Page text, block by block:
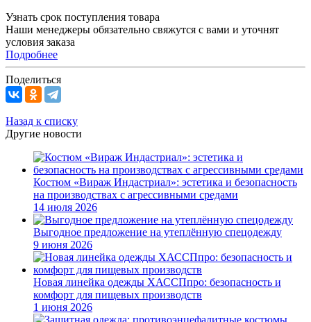
Узнать срок поступления товара
Наши менеджеры обязательно свяжутся с вами и уточнят
условия заказа
Подробнее
Поделиться
Назад к списку
Другие новости
Костюм «Вираж Индастриал»: эстетика и безопасность
на производствах с агрессивными средами
14 июля 2026
Выгодное предложение на утеплённую спецодежду
9 июня 2026
Новая линейка одежды ХАССПпро: безопасность и
комфорт для пищевых производств
1 июня 2026